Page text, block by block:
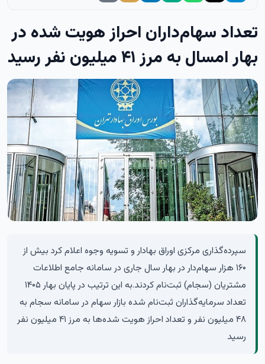
تعداد سهام‌داران احراز هویت شده در
بهار امسال به مرز ۴۱ میلیون نفر رسید
سپرده‌گذاری مرکزی اوراق بهادار و تسویه وجوه اعلام کرد بیش از
۱۶۰ هزار سهام‌دار در بهار سال جاری در سامانه جامع اطلاعات
مشتریان (سجام) ثبت‌نام کردند.به این ترتیب در پایان بهار ۱۴۰۵
تعداد سرمایه‌گذاران ثبت‌نام شده بازار سهام در سامانه سجام به
۴۸ میلیون نفر و تعداد احراز هویت‌ شده‌ها به مرز ۴۱ میلیون نفر
رسید